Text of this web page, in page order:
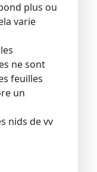
plus ou
varie
ne sont
feuilles
un
nids de vv